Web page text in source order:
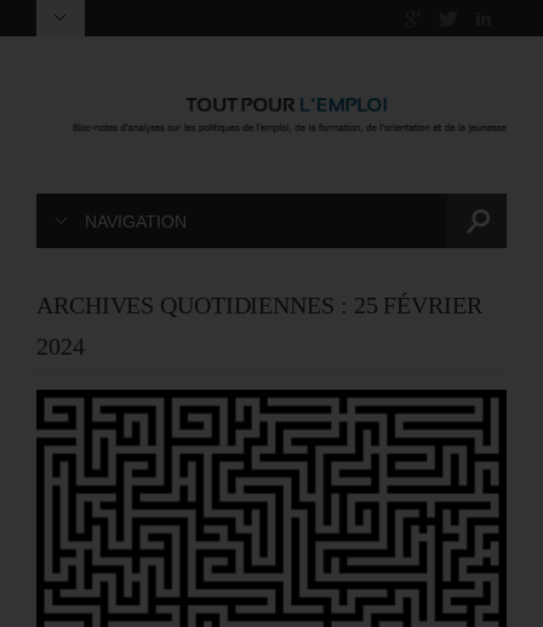
NAVIGATION
ARCHIVES QUOTIDIENNES : 25 FÉVRIER
2024